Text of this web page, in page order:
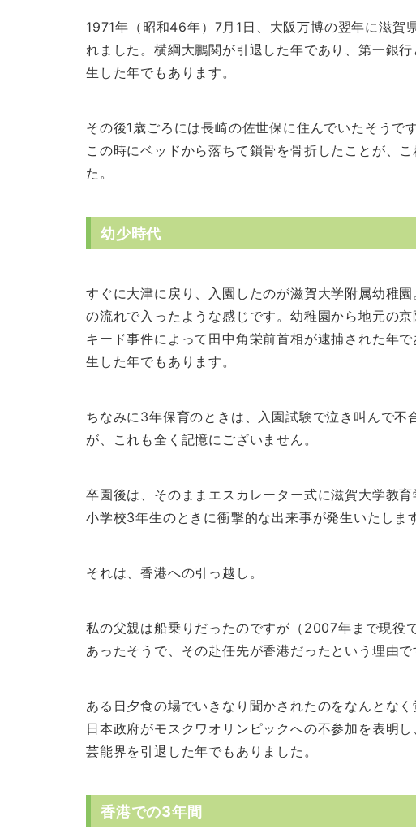
1971年（昭和46年）7月1日、大阪万博の翌年に滋賀
れました。横綱大鵬関が引退した年であり、第一銀
生した年でもあります。
その後1歳ごろには長崎の佐世保に住んでいたそうで
この時にベッドから落ちて鎖骨を骨折したことが、
た。
幼少時代
すぐに大津に戻り、入園したのが滋賀大学附属幼稚
の流れで入ったような感じです。幼稚園から地元の
キード事件によって田中角栄前首相が逮捕された年
生した年でもあります。
ちなみに3年保育のときは、入園試験で泣き叫んで
が、これも全く記憶にございません。
卒園後は、そのままエスカレーター式に滋賀大学教
小学校3年生のときに衝撃的な出来事が発生いたしま
それは、香港への引っ越し。
私の父親は船乗りだったのですが（2007年まで現役
あったそうで、その赴任先が香港だったという理由で
ある日夕食の場でいきなり聞かされたのをなんとなく
日本政府がモスクワオリンピックへの不参加を表明
芸能界を引退した年でもありました。
香港での3年間